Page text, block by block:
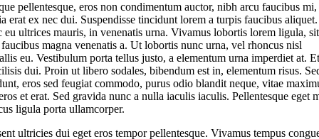
pellentesque, eros non condimentum auctor, nibh arcu faucibus mi,
erat ex nec dui. Suspendisse tincidunt lorem a turpis faucibus aliquet.
eu ultrices mauris, in venenatis urna. Vivamus lobortis lorem ligula, sit
faucibus magna venenatis a. Ut lobortis nunc urna, vel rhoncus nisl
eu. Vestibulum porta tellus justo, a elementum urna imperdiet at.
dui. Proin ut libero sodales, bibendum est in, elementum risus.
eros sed feugiat commodo, purus odio blandit neque, vitae
et erat. Sed gravida nunc a nulla iaculis iaculis. Pellentesque eget
ligula porta ullamcorper.
ultricies dui eget eros tempor pellentesque. Vivamus tempus